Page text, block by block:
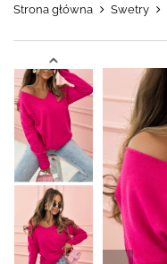
Strona główna Swetry